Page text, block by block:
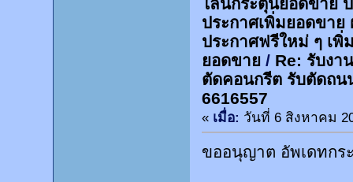
ไลน์กระตุ้นยอดขาย
ประกาศเพิ่มยอดขาย
ประกาศฟรีใหม่ ๆ เพิ่
ยอดขาย/ Re: รับงา
ตัดคอนกรีต รับตัดถน
6616557
« เมื่อ: วันที่ 6 สิงหาคม
ขออนุญาต อัพเดทกร